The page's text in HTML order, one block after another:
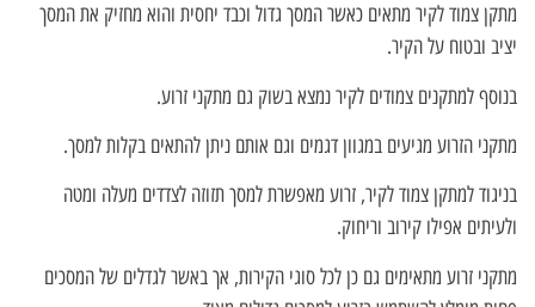
מתקן צמוד לקיר מתאים כאשר המסך גדול וכבד יחסית והוא מחזיק את המסך
יציב ובטוח על הקיר.
בנוסף למתקנים צמודים לקיר נמצא בשוק גם מתקני זרוע.
מתקני הזרוע מגיעים במגוון דגמים וגם אותם ניתן להתאים בקלות למסך.
בניגוד למתקן צמוד לקיר, זרוע מאפשרת למסך תזוזה לצדדים מעלה ומטה
ולעיתים אפילו קירוב וריחוק.
מתקני זרוע מתאימים גם כן לכל סוגי הקירות, אך באשר לגדלים של המסכים